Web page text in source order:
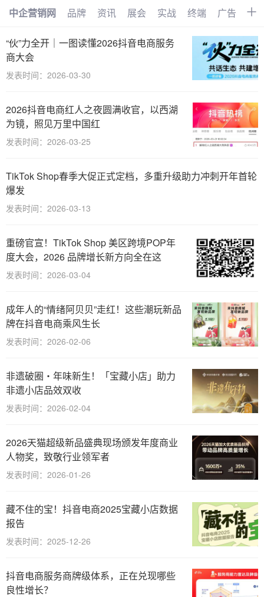
首页 品牌 资讯 展会
实战 时尚
搜索 网络 文化
创业 访谈
智能 AI 物联网 大数据
中企营销网 品牌 资讯 展会 实战 终端 广告 时
“伙”力全开｜一图读懂2026抖音电商服务
商大会
发表时间：2026-03-30
2026抖音电商红人之夜圆满收官，以西湖
为镜，照见万里中国红
发表时间：2026-03-25
TikTok Shop春季大促正式定档，多重升级助力冲刺开年首轮
爆发
发表时间：2026-03-13
重磅官宣！TikTok Shop 美区跨境POP年
度大会，2026 品牌增长新方向全在这
发表时间：2026-03-04
成年人的“情绪阿贝贝”走红！这些潮玩新品
牌在抖音电商乘风生长
发表时间：2026-02-06
非遗破圈・年味新生！「宝藏小店」助力
非遗小店品效双收
发表时间：2026-02-04
2026天猫超级新品盛典现场颁发年度商业
人物奖，致敬行业领军者
发表时间：2026-01-26
藏不住的宝！抖音电商2025宝藏小店数据
报告
发表时间：2025-12-26
抖音电商服务商牌级体系，正在兑现哪些
良性增长？